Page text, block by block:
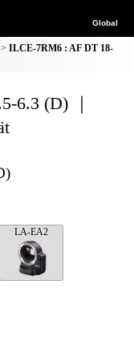
Global
ILCE-7RM6 : AF DT 18-
6.3 (D) ｜
LA-EA2